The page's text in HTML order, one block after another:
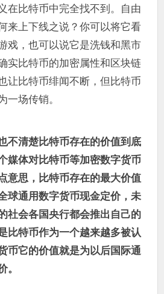
在比特币中完全找不到。自由
来上下线之说？你可以将它看
戏，也可以说它是洗钱和黑市
实比特币的加密属性和区块链
让比特币绯闻不断，但比特币
一场传销。
不清楚比特币存在的价值到底
媒体对比特币等加密数字货币
意思，比特币存在的最大价值
球通用数字货币现金定价，未
社会各国央行都会推出自己的
比特币作为一个越来越多被认
币它的价值就是为以后国际通